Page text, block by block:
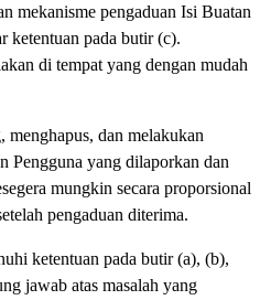
mekanisme pengaduan Isi Buatan
ketentuan pada butir (c).
di tempat yang dengan mudah
dan melakukan
Pengguna yang dilaporkan dan
mungkin secara proporsional
pengaduan diterima.
ketentuan pada butir (a), (b),
jawab atas masalah yang